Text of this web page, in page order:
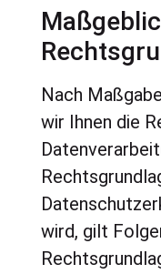
Nach
wir Ihnen die
wird, gilt